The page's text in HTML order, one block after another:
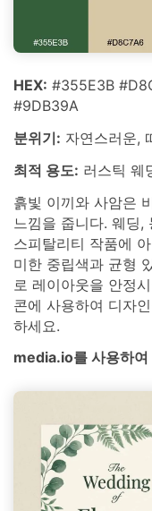
HEX: #355E3B
#9DB39A
분위기: 자연스러운,
최적 용도: 러스틱 웨
흙빛 이끼와 사암은
느낌을 줍니다. 웨딩,
스피탈리티 작품에
미한 중립색과 균형
로 레이아웃을 안정
콘에 사용하여 디자
하세요.
media.io를 사용하여